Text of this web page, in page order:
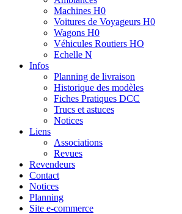
Machines H0
Voitures de Voyageurs H0
Wagons H0
Véhicules Routiers HO
Echelle N
Infos
Planning de livraison
Historique des modèles
Fiches Pratiques DCC
Trucs et astuces
Notices
Liens
Associations
Revues
Revendeurs
Contact
Notices
Planning
Site e-commerce